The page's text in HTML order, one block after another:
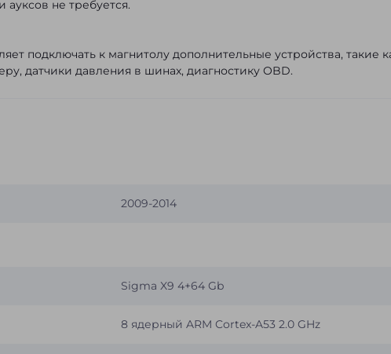
не требуется.
подключать к магнитолу дополнительные устройства, такие
датчики давления в шинах, диагностику OBD.
2009-2014
Sigma X9 4+64 Gb
8 ядерный ARM Cortex-A53 2.0 GHz